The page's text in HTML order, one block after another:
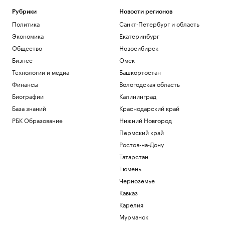
Как работает крупнейшая товарно-
сырьевая биржа страны
РБК и Петербургская Биржа
Двух девочек после атаки БПЛА под
Геленджиком доставили в больницу
Москвы
Политика
Жить как итальянская бабушка: что
такое нонна-максинг
Общество
В Геленджике закрыли все пляжи из-за
опасности атаки БПЛА
Политика
Рубрики
Политика
Экономика
Общество
Бизнес
Технологии и медиа
Финансы
Биографии
База знаний
РБК Образование
Новости регионов
Санкт-Петербург и область
Екатеринбург
Новосибирск
Омск
Башкортостан
Вологодская область
Калининград
Краснодарский край
Нижний Новгород
Пермский край
Ростов-на-Дону
Татарстан
Тюмень
Черноземье
Кавказ
Карелия
Мурманск